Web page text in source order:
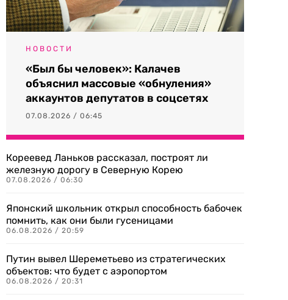
НОВОСТИ
«Был бы человек»: Калачев
объяснил массовые «обнуления»
аккаунтов депутатов в соцсетях
07.08.2026 / 06:45
Кореевед Ланьков рассказал, построят ли
железную дорогу в Северную Корею
07.08.2026 / 06:30
Японский школьник открыл способность бабочек
помнить, как они были гусеницами
06.08.2026 / 20:59
Путин вывел Шереметьево из стратегических
объектов: что будет с аэропортом
06.08.2026 / 20:31